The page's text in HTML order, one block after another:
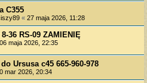
C355
« 27 maja 2026, 11:28
36 RS-09 ZAMIENIĘ
06 maja 2026, 22:35
Ursusa c45 665-960-978
mar 2026, 20:34